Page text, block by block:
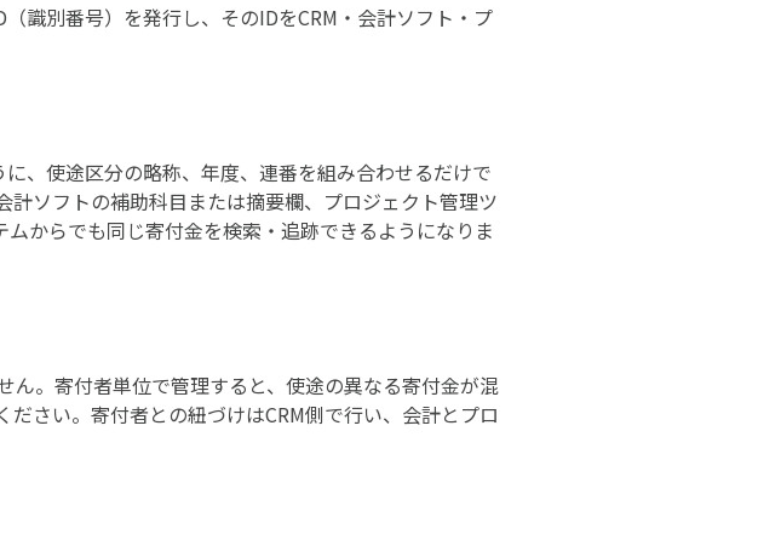
識別番号）を発行し、そのIDをCRM・会計ソフト・プ
、使途区分の略称、年度、連番を組み合わせるだけで
計ソフトの補助科目または摘要欄、プロジェクト管理ツ
からでも同じ寄付金を検索・追跡できるようになりま
。寄付者単位で管理すると、使途の異なる寄付金が混
さい。寄付者との紐づけはCRM側で行い、会計とプロ